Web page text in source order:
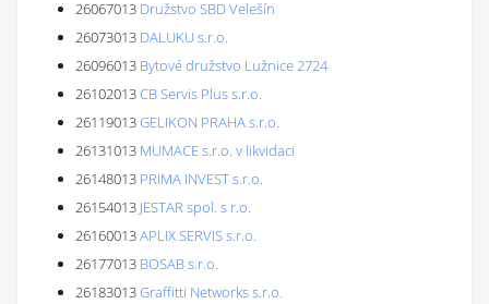
26067013 Družstvo SBD Velešín
26073013 DALUKU s.r.o.
26096013 Bytové družstvo Lužnice 2724
26102013CB Servis Plus s.r.o.
26119013GELIKON PRAHA s.r.o.
26131013 MUMACE s.r.o. v likvidaci
26148013 PRIMA INVEST s.r.o.
26154013 JESTAR spol. s r.o.
26160013APLIX SERVIS s.r.o.
26177013 BOSAB s.r.o.
26183013Graffitti Networks s.r.o.